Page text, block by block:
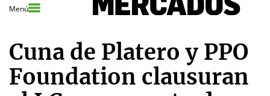
Menú
Cuna de Platero y PPO
Foundation clausuran